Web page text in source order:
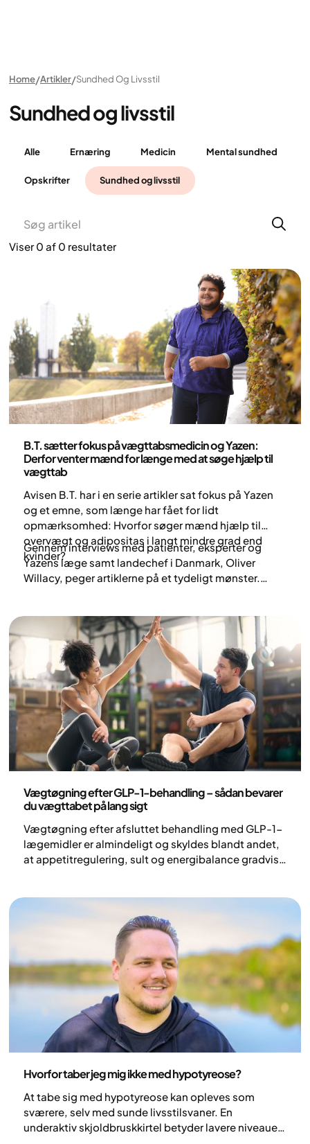
Home Artikler Sundhed Og Livsstil
Sundhed og livsstil
Alle Ernæring Medicin Mental sundhed
Opskrifter Sundhed og livsstil
Viser0 af 0 resultater
B.T. sætter fokus på vægttabsmedicin og Yazen:
Derfor venter mænd for længe med at søge hjælp til
vægttab
Avisen B.T. har i en serie artikler sat fokus på Yazen
og et emne, som længe har fået for lidt
opmærksomhed: Hvorfor søger mænd hjælp til
overvægt og adipositas i langt mindre grad end
kvinder?
Gennem interviews med patienter, eksperter og
Yazens læge samt landechef i Danmark, Oliver
Willacy, peger artiklerne på et tydeligt mønster.
kan gøre en stor forskel.
Vægtøgning efter GLP-1-behandling – sådan bevarer
du vægttabet på lang sigt
Vægtøgning efter afsluttet behandling med GLP-1-
lægemidler er almindeligt og skyldes blandt andet,
at appetitregulering, sult og energibalance gradvist
er en kronisk og kompleks sygdom, hvor biologiske
mekanismer påvirker både sult, mæthed og
kropsvægt over tid.
Hvorfor taber jeg mig ikke med hypotyreose?
At tabe sig med hypotyreose kan opleves som
sværere, selv med sunde livsstilsvaner. En
underaktiv skjoldbruskkirtel betyder lavere niveauer